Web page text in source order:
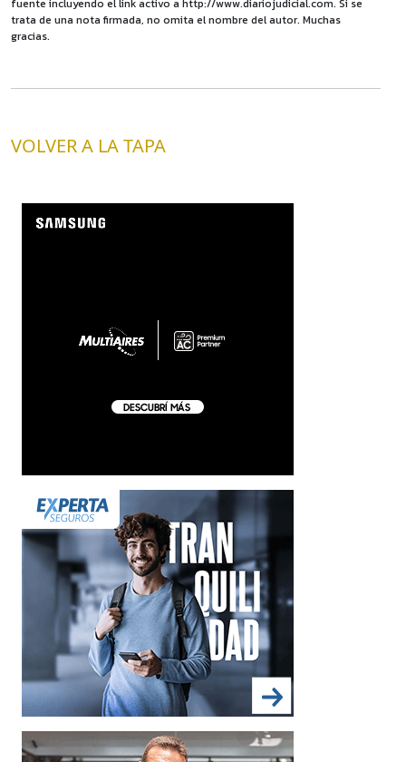
fuente incluyendo el link activo a http://www.diariojudicial.com. Si se
trata de una nota firmada, no omita el nombre del autor. Muchas
gracias.
VOLVER A LA TAPA